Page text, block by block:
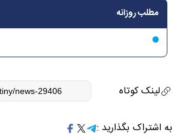
مطلب روزانه
لینک کوتاه
به اشتراک بگذارید :